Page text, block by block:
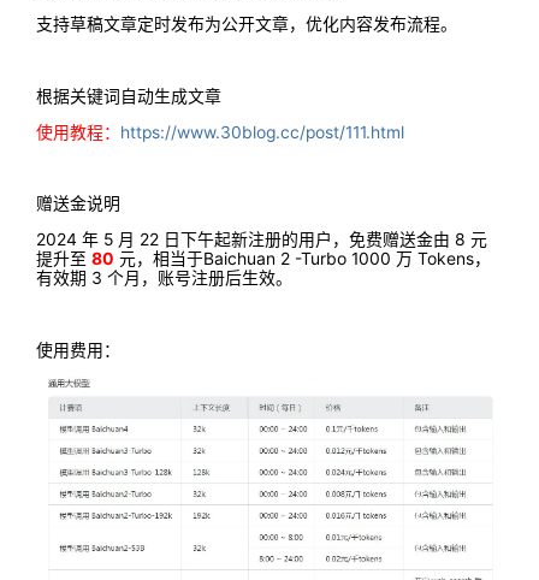
支持草稿文章定时发布为公开文章，优化内容发布流程。
根据关键词自动生成文章
使用教程： https://www.30blog.cc/post/111.html
赠送金说明
2024 年 5 月 22 日下午起新注册的用户，免费赠送金由 8 元
提升至 80 元，相当于Baichuan 2 -Turbo 1000 万 Tokens，
有效期 3 个月，账号注册后生效。
使用费用：